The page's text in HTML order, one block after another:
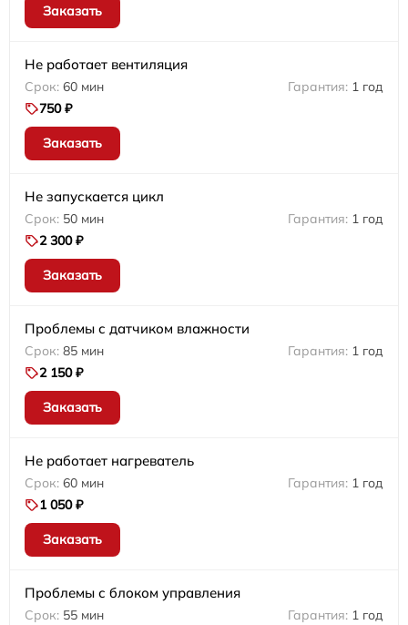
Заказать
Не работает вентиляция
60 мин
1 год
750 ₽
Заказать
Не запускается цикл
50 мин
1 год
2 300 ₽
Заказать
Проблемы с датчиком влажности
85 мин
1 год
2 150 ₽
Заказать
Не работает нагреватель
60 мин
1 год
1 050 ₽
Заказать
Проблемы с блоком управления
55 мин
1 год